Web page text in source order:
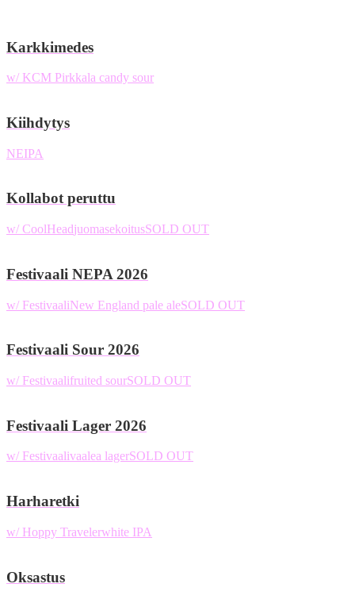
Karkkimedes
w/ KCM Pirkkala candy sour
Kiihdytys
NEIPA
Kollabot peruttu
w/ CoolHeadjuomasekoitusSOLD OUT
Festivaali NEPA 2026
w/ FestivaaliNew England pale aleSOLD OUT
Festivaali Sour 2026
w/ Festivaalifruited sourSOLD OUT
Festivaali Lager 2026
w/ Festivaalivaalea lagerSOLD OUT
Harharetki
w/ Hoppy Travelerwhite IPA
Oksastus